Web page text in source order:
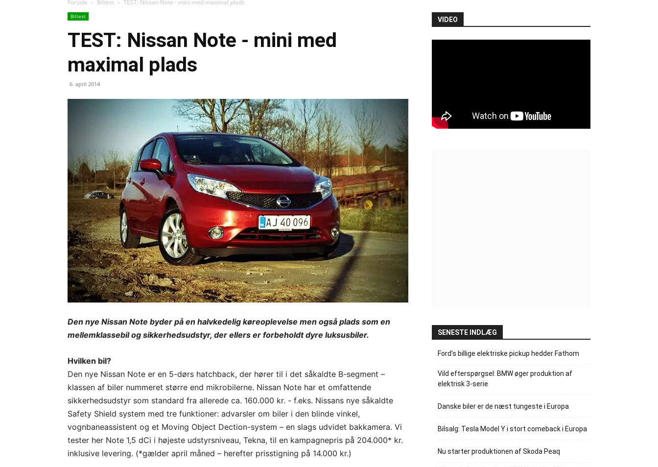
Forside Biltest TEST: Nissan Note - mini med maximal plads
Biltest
TEST: Nissan Note - mini med
maximal plads
6. april 2014
Den nye Nissan Note byder på en halvkedelig køreoplevelse men også plads som en
mellemklassebil og sikkerhedsudstyr, der ellers er forbeholdt dyre luksusbiler.
Hvilken bil?
Den nye Nissan Note er en 5-dørs hatchback, der hører til i det såkaldte B-segment –
klassen af biler nummeret større end mikrobilerne. Nissan Note har et omfattende
sikkerhedsudstyr som standard fra allerede ca. 160.000 kr. - f.eks. Nissans nye såkaldte
Safety Shield system med tre funktioner: advarsler om biler i den blinde vinkel,
vognbaneassistent og et Moving Object Dection-system – en slags udvidet bakkamera. Vi
tester her Note 1,5 dCi i højeste udstyrsniveau, Tekna, til en kampagnepris på 204.000* kr.
inklusive levering. (*gælder april måned – herefter prisstigning på 14.000 kr.)
VIDEO
SENESTE INDLÆG
Ford’s billige elektriske pickup hedder Fathom
Vild efterspørgsel: BMW øger produktion af
elektrisk 3-serie
Danske biler er de næst tungeste i Europa
Bilsalg: Tesla Model Y i stort comeback i Europa
Nu starter produktionen af Skoda Peaq